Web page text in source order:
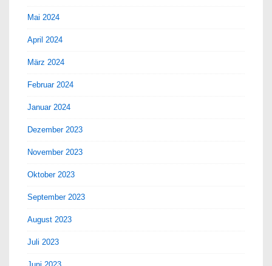
Mai 2024
April 2024
März 2024
Februar 2024
Januar 2024
Dezember 2023
November 2023
Oktober 2023
September 2023
August 2023
Juli 2023